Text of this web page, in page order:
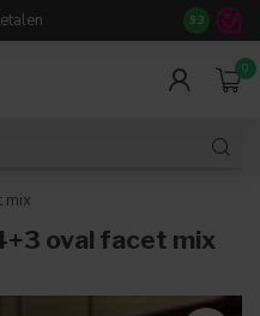
14 dagen
9.3
0
mix
oval facet mix